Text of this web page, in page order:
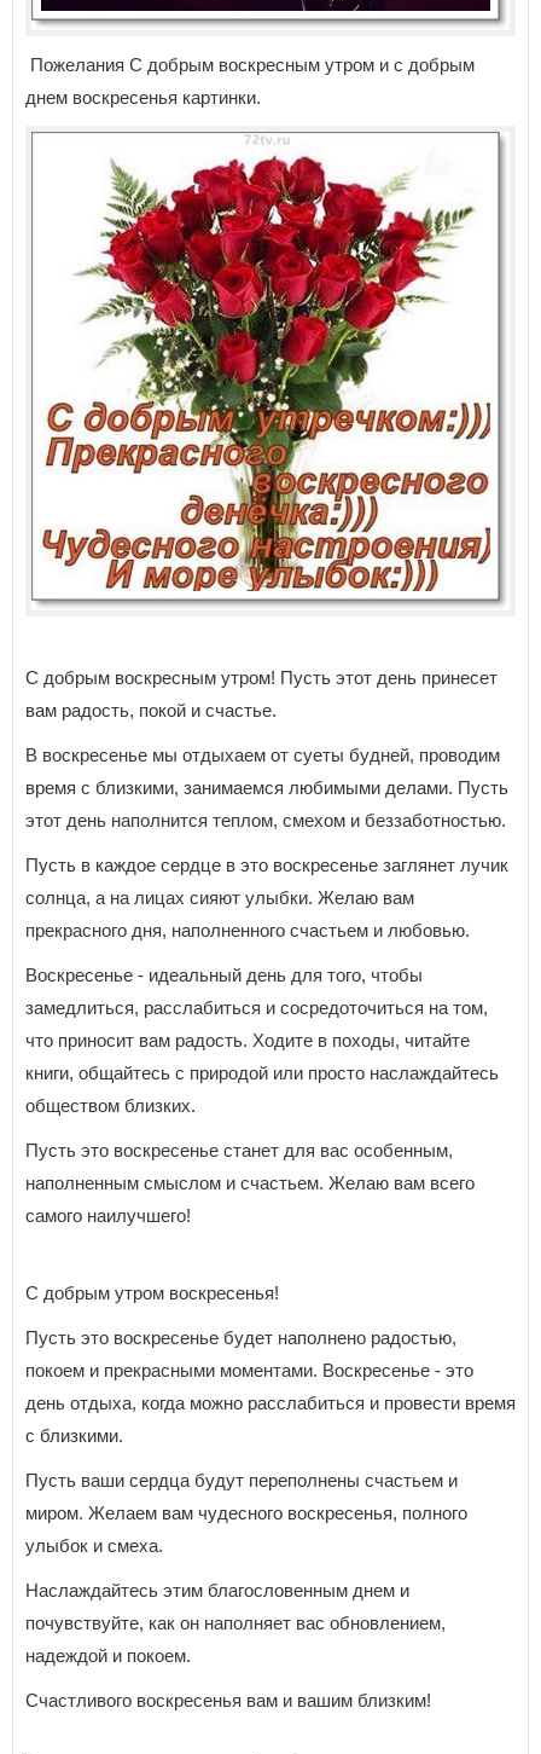
Пожелания С добрым воскресным утром и с добрым
днем воскресенья картинки.
С добрым воскресным утром! Пусть этот день принесет
вам радость, покой и счастье.
В воскресенье мы отдыхаем от суеты будней, проводим
время с близкими, занимаемся любимыми делами. Пусть
этот день наполнится теплом, смехом и беззаботностью.
Пусть в каждое сердце в это воскресенье заглянет лучик
солнца, а на лицах сияют улыбки. Желаю вам
прекрасного дня, наполненного счастьем и любовью.
Воскресенье - идеальный день для того, чтобы
замедлиться, расслабиться и сосредоточиться на том,
что приносит вам радость. Ходите в походы, читайте
книги, общайтесь с природой или просто наслаждайтесь
обществом близких.
Пусть это воскресенье станет для вас особенным,
наполненным смыслом и счастьем. Желаю вам всего
самого наилучшего!
С добрым утром воскресенья!
Пусть это воскресенье будет наполнено радостью,
покоем и прекрасными моментами. Воскресенье - это
день отдыха, когда можно расслабиться и провести время
с близкими.
Пусть ваши сердца будут переполнены счастьем и
миром. Желаем вам чудесного воскресенья, полного
улыбок и смеха.
Наслаждайтесь этим благословенным днем и
почувствуйте, как он наполняет вас обновлением,
надеждой и покоем.
Счастливого воскресенья вам и вашим близким!